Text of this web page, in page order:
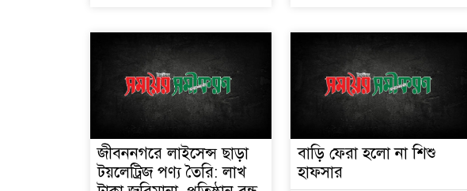
জীবননগরে লাইসেন্স ছাড়া
টয়লেট্রিজ পণ্য তৈরি: লাখ
বাড়ি ফেরা হলো না শিশু
হাফসার